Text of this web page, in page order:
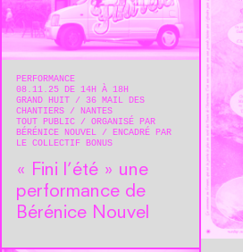
PERFORMANCE
08.11.25 DE 14H À 18H
GRAND HUIT
36 MAIL DES
CHANTIERS
NANTES
TOUT PUBLIC
ORGANISÉ PAR
BÉRÉNICE NOUVEL
ENCADRÉ PAR
LE COLLECTIF BONUS
« Fini l’été » une
performance de
Bérénice Nouvel